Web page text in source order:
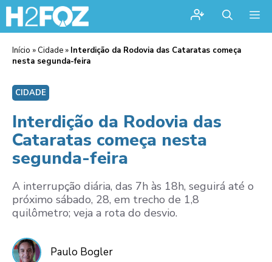
Início » Cidade » Interdição da Rodovia das Cataratas começa
nesta segunda-feira
CIDADE
Interdição da Rodovia das
Cataratas começa nesta
segunda-feira
A interrupção diária, das 7h às 18h, seguirá até o
próximo sábado, 28, em trecho de 1,8
quilômetro; veja a rota do desvio.
Paulo Bogler